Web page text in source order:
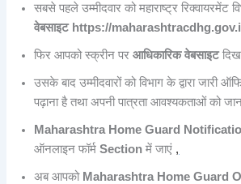
सबसे पहले उम्मीदवार को महाराष्ट्र रिक्वायरमेंट
वेबसाइट https://
फिर आपको स्क्रीन परआधिकारिक वेबसाइट
उसके बाद उम्मीदवारों को विभाग के द्वारा जारी
पढ़ाना है तथा अपनी पात्रता आवश्यकताओं को
Maharashtra Home Guard
ऑनलाइन फॉर्मSectionमें जाएं ,
अब आपको Maharashtra Home Guard